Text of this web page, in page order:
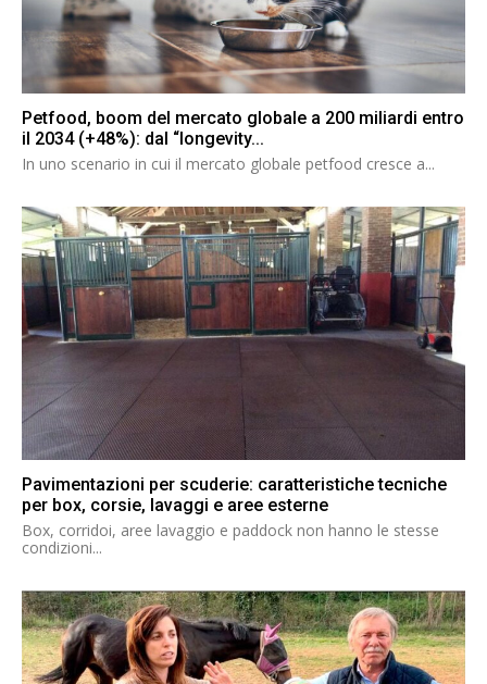
Petfood, boom del mercato globale a 200 miliardi entro
il 2034 (+48%): dal “longevity...
In uno scenario in cui il mercato globale petfood cresce a...
Pavimentazioni per scuderie: caratteristiche tecniche
per box, corsie, lavaggi e aree esterne
Box, corridoi, aree lavaggio e paddock non hanno le stesse
condizioni...